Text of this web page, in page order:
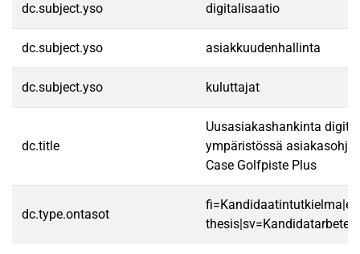
dc.subject.yso digitalisaatio
dc.subject.yso asiakkuudenhallinta
dc.subject.yso kuluttajat
dc.title
Uusasiakashankinta
ympäristössä
Case Golfpiste Plus
dc.type.ontasot
thesis|sv=Kandidatarbete|